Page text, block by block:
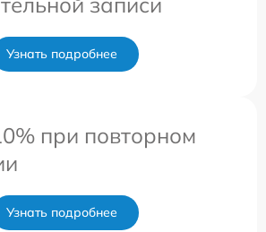
Узнать подробнее
при повторном
Узнать подробнее